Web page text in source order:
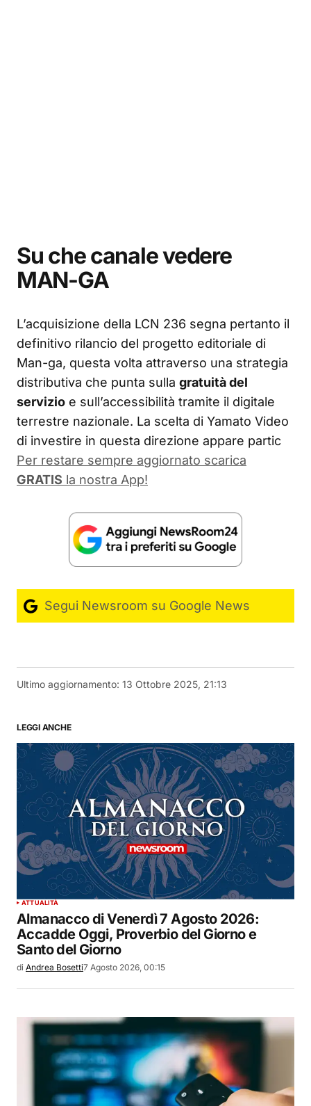
Su che canale vedere
MAN-GA
L’acquisizione della LCN 236 segna pertanto il
definitivo rilancio del progetto editoriale di
Man-ga, questa volta attraverso una strategia
distributiva che punta sulla gratuità del
servizio e sull’accessibilità tramite il digitale
terrestre nazionale. La scelta di Yamato Video
di investire in questa direzione appare partic
Per restare sempre aggiornato scarica
GRATIS la nostra App!
Segui Newsroom su Google News
Ultimo aggiornamento: 13 Ottobre 2025, 21:13
LEGGI ANCHE
ATTUALITÀ
Almanacco di Venerdì 7 Agosto 2026:
Accadde Oggi, Proverbio del Giorno e
Santo del Giorno
di Andrea Bosetti7 Agosto 2026, 00:15